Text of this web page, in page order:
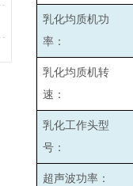
乳化均质机功
率：
乳化均质机转
速：
乳化工作头型
号：
超声波功率：